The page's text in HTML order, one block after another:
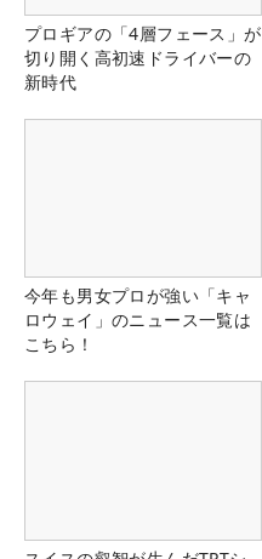
プロギアの「4層フェース」が
切り開く高初速ドライバーの
新時代
今年も男女プロが強い「キャ
ロウェイ」のニュース一覧は
こちら！